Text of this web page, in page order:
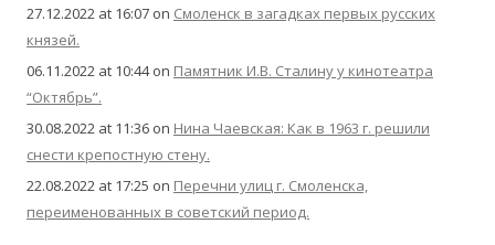
27.12.2022 at 16:07 on Смоленск в загадках первых русских
князей.
06.11.2022 at 10:44on Памятник И.В. Сталину у кинотеатра
“Октябрь”.
30.08.2022 at 11:36 on Нина Чаевская: Как в 1963 г. решили
снести крепостную стену.
22.08.2022 at 17:25 on Перечни улиц г. Смоленска,
переименованных в советский период.